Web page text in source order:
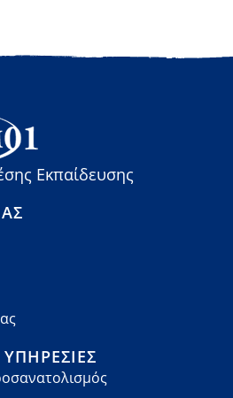
Εκπαίδευσης
ΥΠΗΡΕΣΊΕΣ